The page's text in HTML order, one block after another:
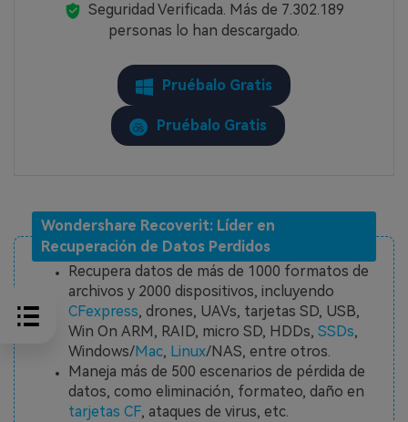
Seguridad Verificada. Más de 7.302.189
personas lo han descargado.
Pruébalo Gratis
Pruébalo Gratis
Wondershare Recoverit: Líder en
Recuperación de Datos Perdidos
Recupera datos de más de 1000 formatos de
archivos y 2000 dispositivos, incluyendo
CFexpress, drones, UAVs, tarjetas SD, USB,
Win On ARM, RAID, micro SD, HDDs,SSDs,
Windows/Mac, Linux/NAS, entre otros.
Maneja más de 500 escenarios de pérdida de
datos, como eliminación, formateo, daño en
tarjetas CF, ataques de virus, etc.